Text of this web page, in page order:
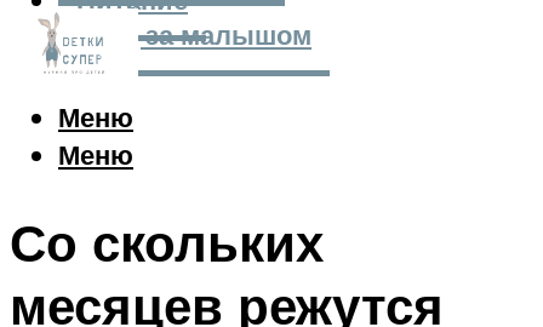
Уход за малышом
Меню
Меню
Со скольких
месяцев режутся